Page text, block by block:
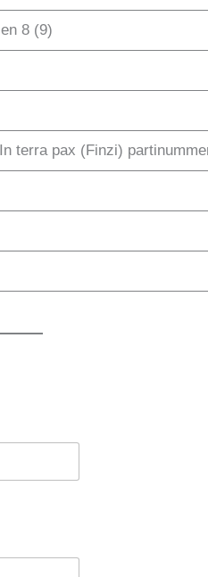
8 (9)
terra pax (Finzi)